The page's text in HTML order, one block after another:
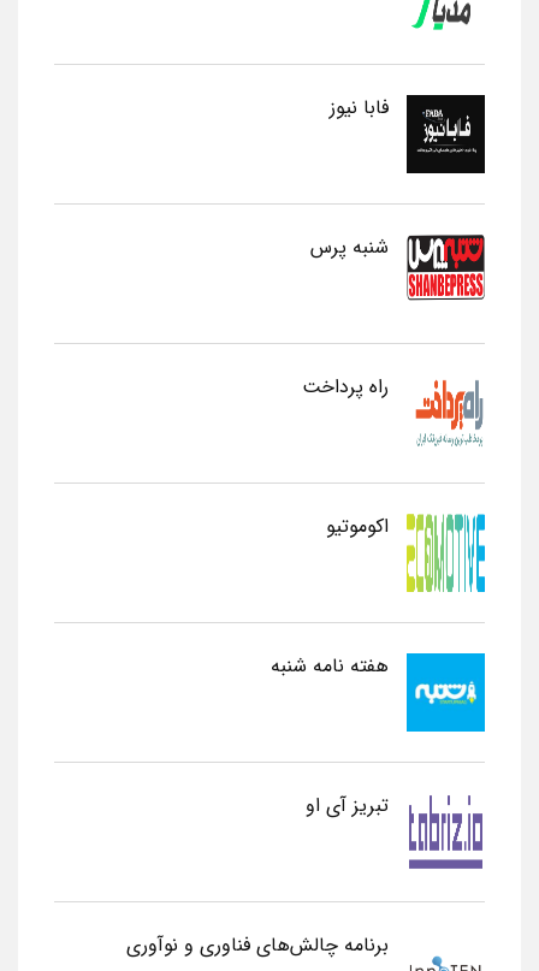
فابا نیوز
شنبه پرس
راه پرداخت
اکوموتیو
هفته نامه شنبه
تبریز آی او
برنامه چالش‌های فناوری و نوآوری